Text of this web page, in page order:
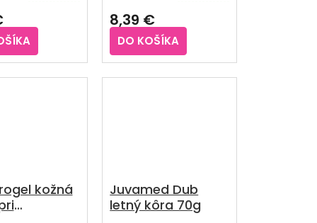
produktu
je
5,0
z
5
8,39 €
DO KOŠÍKA
kožná
Juvamed Dub
letný kôra 70g